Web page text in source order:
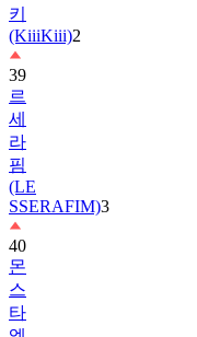
39
르
세
라
핌
(LE
SSERAFIM)
40
몬
스
타
엑
스